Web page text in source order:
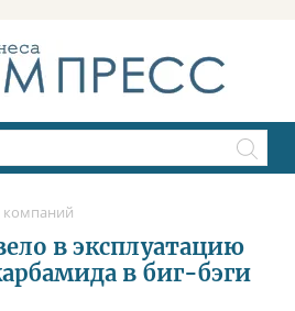
компаний
в эксплуатацию
в биг-бэги